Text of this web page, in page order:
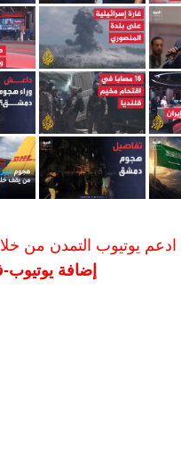
ادعم يوتيوب التمدن من
إضافة